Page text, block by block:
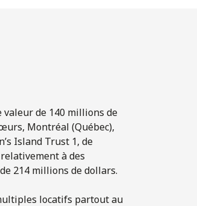
valeur de 140 millions de
Montréal (Québec),
Island Trust 1, de
à des
214 millions de dollars.
locatifs partout au